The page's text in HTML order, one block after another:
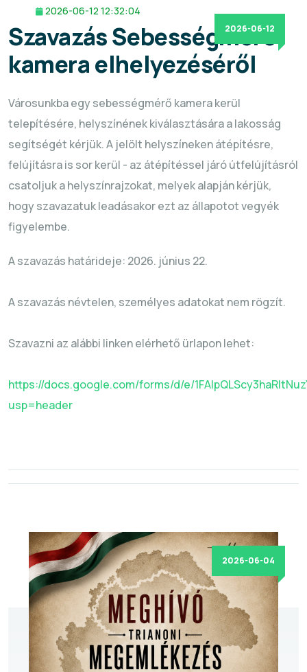
2026-06-12
2026-06-12 12:32:04
Szavazás Sebességmérő
kamera elhelyezéséről
Városunkba egy sebességmérő kamera kerül
telepítésére, helyszínének kiválasztására a lakosság
segítségét kérjük. A jelölt helyszíneken átépítésre,
felújításra is sor kerül - az átépítéssel járó útfelújításról
csatoljuk a helyszínrajzokat, melyek alapján kérjük,
hogy szavazatuk leadásakor ezt az állapotot vegyék
figyelembe.
A szavazás határideje: 2026. június 22.
A szavazás névtelen, személyes adatokat nem rögzít.
Szavazni az alábbi linken elérhető ürlapon lehet:
https://docs.google.com/forms/d/e/
usp=header
2026-06-04